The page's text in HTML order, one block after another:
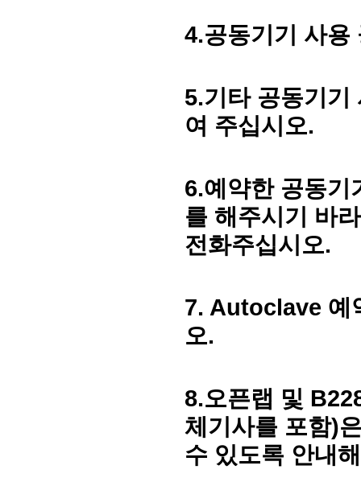
4.공동기기 사용
5.기타 공동기기
여 주십시오.
6.예약한 공동기
를 해주시기 바
전화주십시오.
7. Autoclave 예
오.
8.오픈랩 및
체기사를 포함)
수 있도록 안내